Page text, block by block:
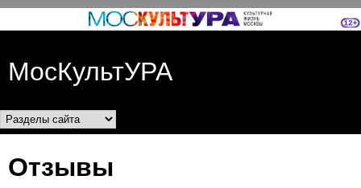
Перейти к основному
МосКультУРА
Разделы сайта
Отзывы